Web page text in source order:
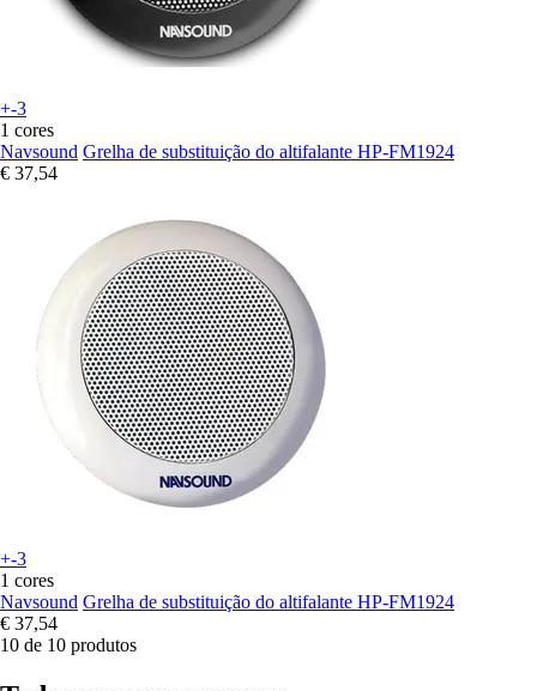
+-3
1 cores
Navsound Grelha de substituição do altifalante HP-FM1924
€ 37,54
+-3
1 cores
Navsound Grelha de substituição do altifalante HP-FM1924
€ 37,54
10 de 10 produtos